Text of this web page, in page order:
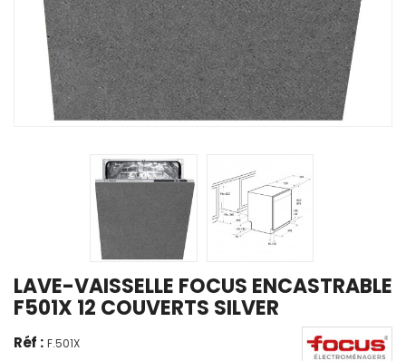
LAVE-VAISSELLE FOCUS ENCASTRABLE
F501X 12 COUVERTS SILVER
Réf : F.501X